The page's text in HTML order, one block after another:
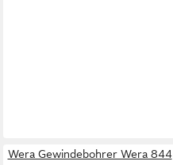
Wera Gewindebohrer Wera 844